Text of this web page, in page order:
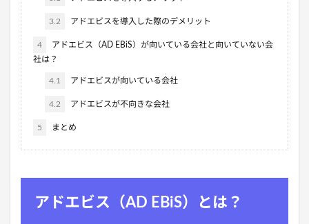
3.2 アドエビスを導入した際のデメリット
4
アドエビス（AD EBiS）が向いている会社と向いていない会
社は？
4.1 アドエビスが向いている会社
4.2 アドエビスが不向きな会社
5 まとめ
アドエビス（AD EBiS）とは？